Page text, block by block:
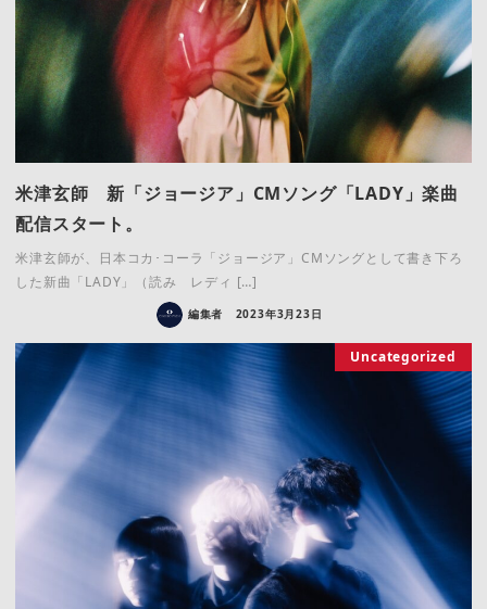
米津玄師 新「ジョージア」CMソング「LADY」楽曲
配信スタート。
米津玄師が、日本コカ･コーラ「ジョージア」CMソングとして書き下ろ
した新曲「LADY」（読み レディ […]
編集者 2023年3月23日
Uncategorized